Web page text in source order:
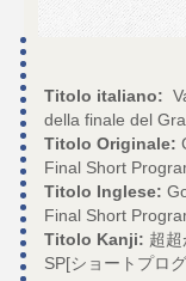
Titolo italiano:
della finale del
Titolo Originale:
Final Short
Titolo Inglese:
Final Short
Titolo Kanji: 超
SP[ショートプロ